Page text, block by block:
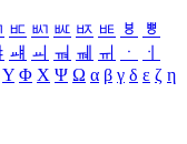
ㅳ ㅴ ㅵ ㅶ ㅷ ㅸ
ㅹ
ㆈ ㆉ ㆊ ㆋ ㆌ ㆍ
ㆎ
Υ Φ Χ Ψ Ω α β γ δ ε ζ η